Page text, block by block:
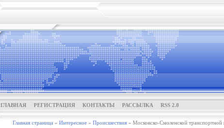
ГЛАВНАЯ РЕГИСТРАЦИЯ КОНТАКТЫ РАССЫЛКА RSS 2.0
Главная страница » Интересное » Проиcшествия » Московско-Смоленской